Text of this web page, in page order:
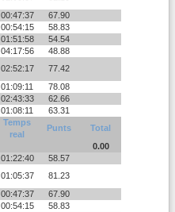
00:47:37
67.90
00:54:15
58.83
01:51:58
54.54
04:17:56
48.88
02:52:17
77.42
01:09:11
78.08
02:43:33
62.66
01:08:11
63.31
Temps
real
Punts
Total
0.00
01:22:40
58.57
01:05:37
81.23
00:47:37
67.90
00:54:15
58.83